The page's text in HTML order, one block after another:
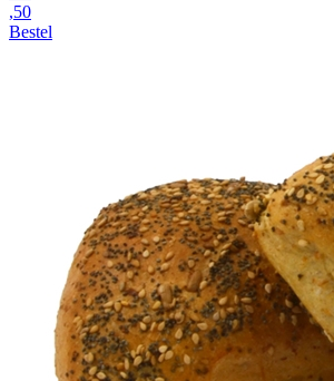
,50
Bestel